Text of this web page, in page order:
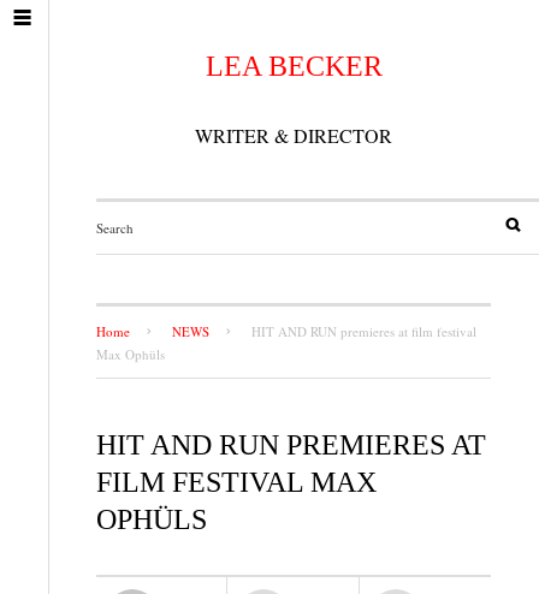
LEA BECKER
WRITER & DIRECTOR
Home NEWS
HIT AND RUN premieres at film festival
Max Ophüls
HIT AND RUN PREMIERES AT
FILM FESTIVAL MAX
OPHÜLS